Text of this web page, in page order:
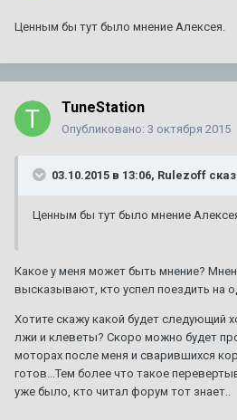
Ценным бы тут было мнение Алексея.
TuneStation
Опубликовано: 3 октября 2015
03.10.2015 в 13:06, Rulezoff
Ценным бы тут было мнение
Какое у меня может быть мнение?
высказывают, кто успел поездить на
Хотите скажу какой будет следующий
лжи и клеветы? Скоро можно будет
моторах после меня и сварившихся
готов...Тем более что такое
уже было, кто читал форум тот знает..